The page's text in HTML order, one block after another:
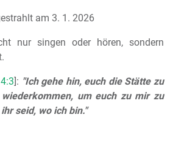
am 3. 1. 2026
nur singen oder hören, sondern
]: "Ich gehe hin, euch die Stätte zu
um euch zu mir zu
seid, wo ich bin."